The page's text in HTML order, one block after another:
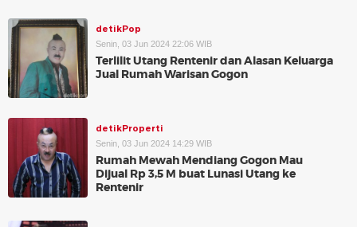
detikPop
Senin, 03 Jun 2024 22:06 WIB
Terlilit Utang Rentenir dan Alasan Keluarga
Jual Rumah Warisan Gogon
detikProperti
Senin, 03 Jun 2024 14:29 WIB
Rumah Mewah Mendiang Gogon Mau
Dijual Rp 3,5 M buat Lunasi Utang ke
Rentenir